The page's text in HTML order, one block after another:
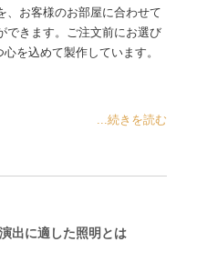
、お客様のお部屋に合わせて
できます。ご注文前にお選び
を込めて製作しています。
...続きを読む
出に適した照明とは